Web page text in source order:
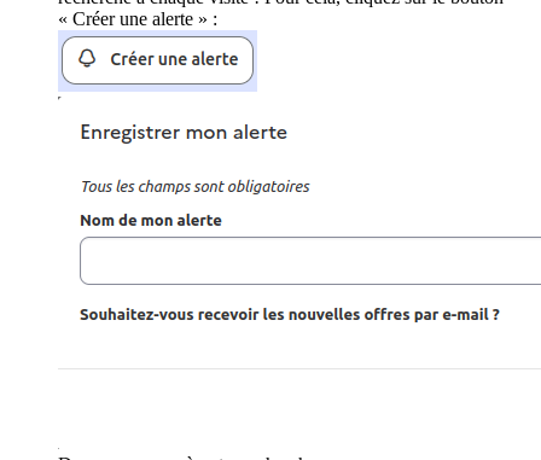
« Créer une alerte » :